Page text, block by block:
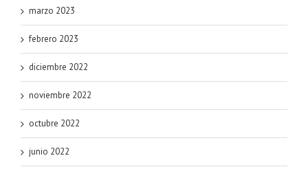
marzo 2023
febrero 2023
diciembre 2022
noviembre 2022
octubre 2022
junio 2022